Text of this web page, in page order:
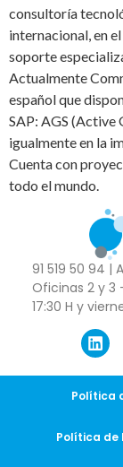
consultoría
internacional, en
soporte
Actualmente
español que
SAP: AGS (Active
igualmente en la
Cuenta con
todo el mundo.
91 519 50 94 |
Oficinas 2 y 3
17:30 H y
Política
Política de